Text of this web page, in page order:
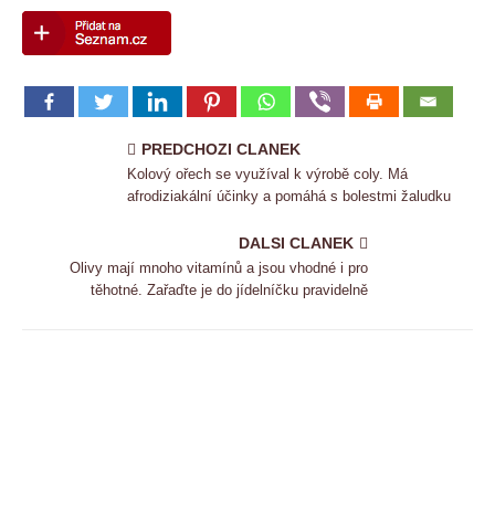
PREDCHOZI CLANEK
Kolový ořech se využíval k výrobě coly. Má
afrodiziakální účinky a pomáhá s bolestmi žaludku
DALSI CLANEK
Olivy mají mnoho vitamínů a jsou vhodné i pro
těhotné. Zařaďte je do jídelníčku pravidelně